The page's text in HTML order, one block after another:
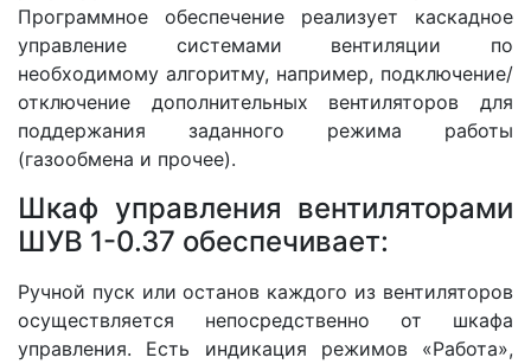
Программное обеспечение реализует каскадное
управление системами вентиляции по
необходимому алгоритму, например, подключение/
отключение дополнительных вентиляторов для
поддержания заданного режима работы
(газообмена и прочее).
Шкаф управления вентиляторами
ШУВ 1-0.37 обеспечивает:
Ручной пуск или останов каждого из вентиляторов
осуществляется непосредственно от шкафа
управления. Есть индикация режимов «Работа»,